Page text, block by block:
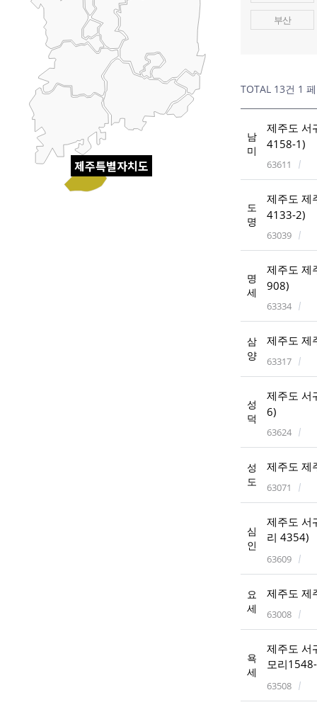
제주특별자치도
부산
TOTAL 13건 1
남
미
제주도 서
4158-1)
63611
도
명
제주도 제
4133-2)
63039
명
세
제주도 제
908)
63334
삼
양
제주도 제
63317
성
덕
제주도 서
6)
63624
성
도
제주도 제
63071
심
인
제주도 서
리 4354)
63609
요
세
제주도 제
63008
욕
세
제주도 서
모리
63508